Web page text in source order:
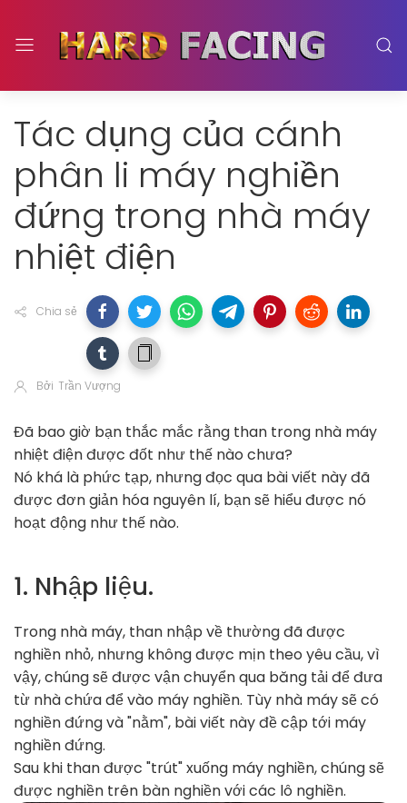
Tác dụng của cánh
phân li máy nghiền
đứng trong nhà máy
nhiệt điện
Chia sẻ
Bởi Trần Vượng
Đã bao giờ bạn thắc mắc rằng than trong nhà máy
nhiệt điện được đốt như thế nào chưa?
Nó khá là phức tạp, nhưng đọc qua bài viết này đã
được đơn giản hóa nguyên lí, bạn sẽ hiểu được nó
hoạt động như thế nào.
1. Nhập liệu.
Trong nhà máy, than nhập về thường đã được
nghiền nhỏ, nhưng không được mịn theo yêu cầu, vì
vậy, chúng sẽ được vận chuyển qua băng tải để đưa
từ nhà chứa để vào máy nghiền. Tùy nhà máy sẽ có
nghiền đứng và "nằm", bài viết này đề cập tới máy
nghiền đứng.
Sau khi than được "trút" xuống máy nghiền, chúng sẽ
được nghiền trên bàn nghiền với các lô nghiền.